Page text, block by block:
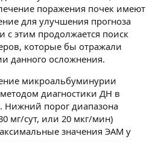
поражения почек имеют
для улучшения прогноза
с этим продолжается поиск
которые бы отражали
данного осложнения.
микроальбуминурии
диагностики ДН в
Нижний порог диапазона
мг/сут, или 20 мкг/мин)
значения ЭАМ у